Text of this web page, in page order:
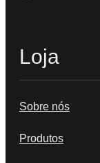
Loja
Sobre nós
Produtos